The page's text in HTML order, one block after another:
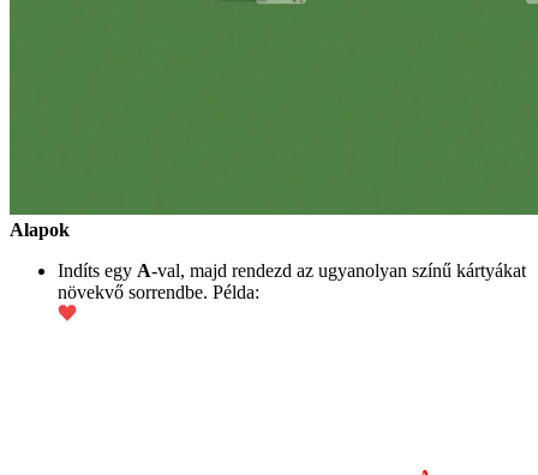
Alapok
Indíts egy A-val, majd rendezd az ugyanolyan színű kártyákat
növekvő sorrendbe. Példa: